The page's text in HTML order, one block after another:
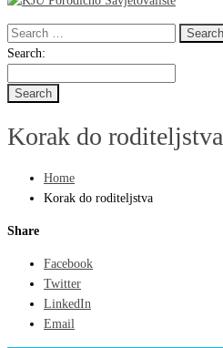
Search
for:
Search
Search:
Korak do roditeljstva
Home
Korak do roditeljstva
Share
Facebook
Twitter
LinkedIn
Email